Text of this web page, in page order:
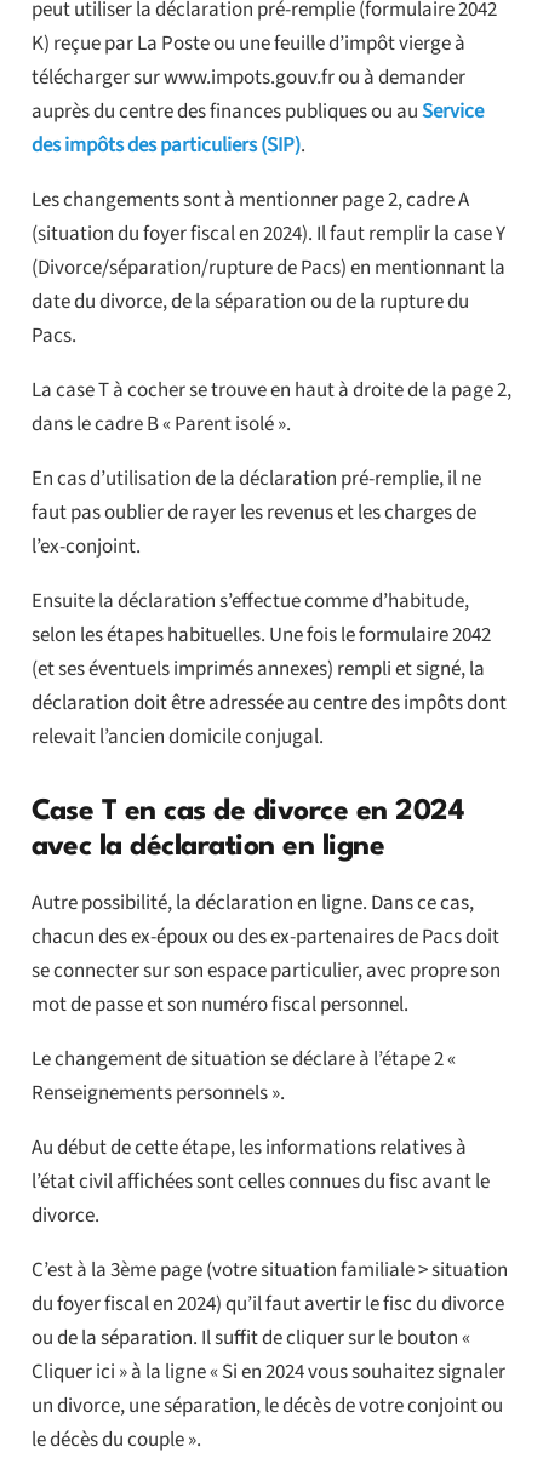
peut utiliser la déclaration pré-remplie (formulaire 2042
K) reçue par La Poste ou une feuille d’impôt vierge à
télécharger sur www.impots.gouv.fr ou à demander
auprès du centre des finances publiques ou auService
des impôts des particuliers (SIP).
Les changements sont à mentionner page 2, cadre A
(situation du foyer fiscal en 2024). Il faut remplir la case Y
(Divorce/séparation/rupture de Pacs) en mentionnant la
date du divorce, de la séparation ou de la rupture du
Pacs.
La case T à cocher se trouve en haut à droite de la page 2,
dans le cadre B « Parent isolé ».
En cas d’utilisation de la déclaration pré-remplie, il ne
faut pas oublier de rayer les revenus et les charges de
l’ex-conjoint.
Ensuite la déclaration s’effectue comme d’habitude,
selon les étapes habituelles. Une fois le formulaire 2042
(et ses éventuels imprimés annexes) rempli et signé, la
déclaration doit être adressée au centre des impôts dont
relevait l’ancien domicile conjugal.
Case T en cas de divorce en 2024
avec la déclaration en ligne
Autre possibilité, la déclaration en ligne. Dans ce cas,
chacun des ex-époux ou des ex-partenaires de Pacs doit
se connecter sur son espace particulier, avec propre son
mot de passe et son numéro fiscal personnel.
Le changement de situation se déclare à l’étape 2 «
Renseignements personnels ».
Au début de cette étape, les informations relatives à
l’état civil affichées sont celles connues du fisc avant le
divorce.
C’est à la 3ème page (votre situation familiale > situation
du foyer fiscal en 2024) qu’il faut avertir le fisc du divorce
ou de la séparation. Il suffit de cliquer sur le bouton «
Cliquer ici » à la ligne « Si en 2024 vous souhaitez signaler
un divorce, une séparation, le décès de votre conjoint ou
le décès du couple ».